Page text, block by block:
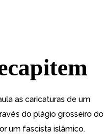
as caricaturas de um
do plágio grosseiro do
um fascista islâmico.